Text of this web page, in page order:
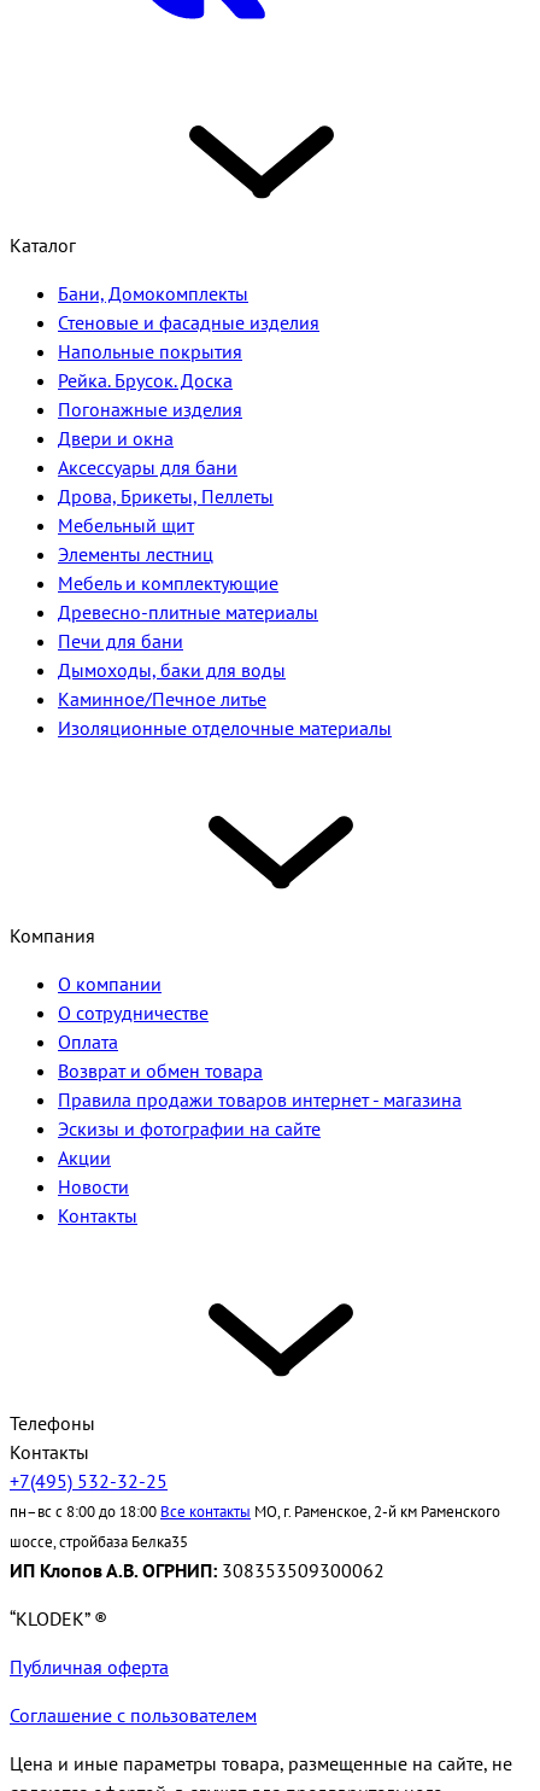
Каталог
Бани, Домокомплекты
Стеновые и фасадные изделия
Напольные покрытия
Рейка. Брусок. Доска
Погонажные изделия
Двери и окна
Аксессуары для бани
Дрова, Брикеты, Пеллеты
Мебельный щит
Элементы лестниц
Мебель и комплектующие
Древесно-плитные материалы
Печи для бани
Дымоходы, баки для воды
Каминное/Печное литье
Изоляционные отделочные материалы
Компания
О компании
О сотрудничестве
Оплата
Возврат и обмен товара
Правила продажи товаров интернет - магазина
Эскизы и фотографии на сайте
Акции
Новости
Контакты
Телефоны
Контакты
+7(495) 532-32-25
пн–вс с 8:00 до 18:00 Все контакты МО, г. Раменское, 2-й км Раменского
шоссе, стройбаза Белка35
ИП Клопов А.В. ОГРНИП: 308353509300062
“KLODEK” ®
Публичная оферта
Соглашение с пользователем
Цена и иные параметры товара, размещенные на сайте, не